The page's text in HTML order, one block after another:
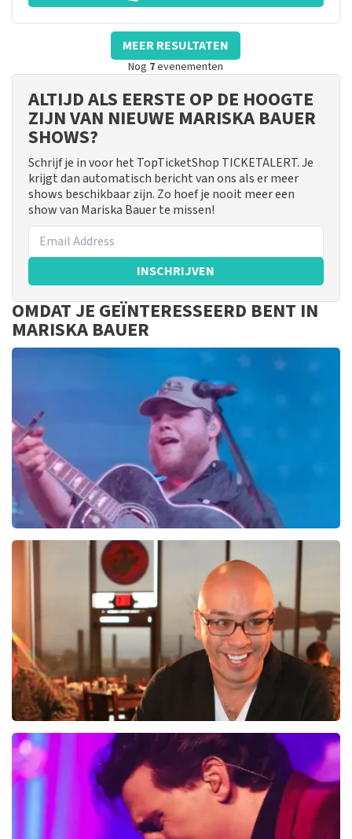
MEER RESULTATEN
Nog 7evenementen
ALTIJD ALS EERSTE OP DE HOOGTE
ZIJN VAN NIEUWE MARISKA BAUER
SHOWS?
Schrijf je in voor het TopTicketShop TICKETALERT. Je
krijgt dan automatisch bericht van ons als er meer
shows beschikbaar zijn. Zo hoef je nooit meer een
show van Mariska Bauer te missen!
INSCHRIJVEN
OMDAT JE GEÏNTERESSEERD BENT IN
MARISKA BAUER
Luke Combs
16reviews
BEKIJKEN
Jo Koy
reviews
BEKIJKEN